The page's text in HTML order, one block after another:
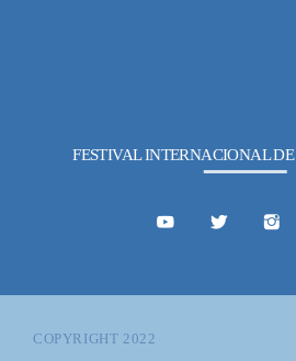
FESTIVAL INTERNACIONAL DE
COPYRIGHT 2022